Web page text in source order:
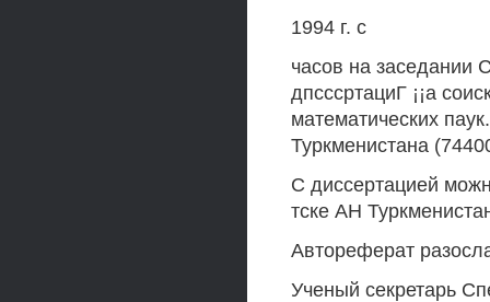
1994 г. с
часов на заседании
дпсссртациГ ¡¡а
математических
Туркменистана
С диссертацией
тске АН
Автореферат
Ученый секретарь